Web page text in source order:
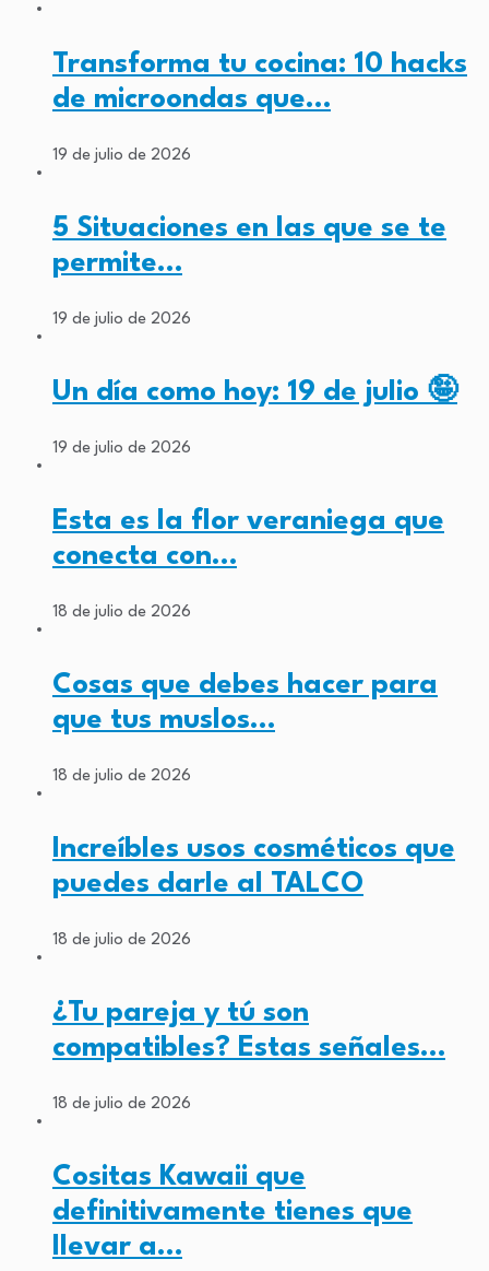
Transforma tu cocina: 10 hacks
de microondas que…
19 de julio de 2026
5 Situaciones en las que se te
permite…
19 de julio de 2026
Un día como hoy: 19 de julio 🤪
19 de julio de 2026
Esta es la flor veraniega que
conecta con…
18 de julio de 2026
Cosas que debes hacer para
que tus muslos…
18 de julio de 2026
Increíbles usos cosméticos que
puedes darle al TALCO
18 de julio de 2026
¿Tu pareja y tú son
compatibles? Estas señales…
18 de julio de 2026
Cositas Kawaii que
definitivamente tienes que
llevar a…